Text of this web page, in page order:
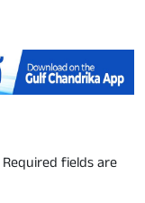
Required fields are